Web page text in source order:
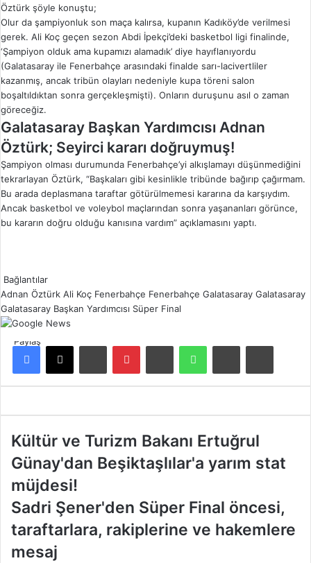
Öztürk şöyle konuştu;
Olur da şampiyonluk son maça kalırsa, kupanın Kadıköy’de verilmesi
gerek. Ali Koç geçen sezon Abdi İpekçi’deki basketbol ligi finalinde,
‘Şampiyon olduk ama kupamızı alamadık’ diye hayıflanıyordu
(Galatasaray ile Fenerbahçe arasındaki finalde sarı-lacivertliler
kazanmış, ancak tribün olayları nedeniyle kupa töreni salon
boşaltıldıktan sonra gerçekleşmişti). Onların duruşunu asıl o zaman
göreceğiz.
Galatasaray Başkan Yardımcısı Adnan
Öztürk; Seyirci kararı doğruymuş!
Şampiyon olması durumunda Fenerbahçe’yi alkışlamayı düşünmediğini
tekrarlayan Öztürk, “Başkaları gibi kesinlikle tribünde bağırıp çağırmam.
Bu arada deplasmana taraftar götürülmemesi kararına da karşıydım.
Ancak basketbol ve voleybol maçlarından sonra yaşananları görünce,
bu kararın doğru olduğu kanısına vardım” açıklamasını yaptı.
Bağlantılar
Adnan Öztürk Ali Koç Fenerbahçe Fenerbahçe Galatasaray Galatasaray
Galatasaray Başkan Yardımcısı Süper Final
Paylaş
K
l
t
r
v
e
T
Kültür ve Turizm Bakanı Ertuğrul
Günay'dan Beşiktaşlılar'a yarım stat
müjdesi!
S
d
r
Sadri Şener'den Süper Final öncesi,
taraftarlara, rakiplerine ve hakemlere
mesaj